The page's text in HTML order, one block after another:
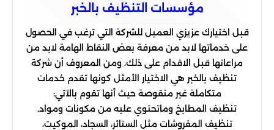
مؤسسات التنظيف بالخبر
قبل اختيارك عزيزي العميل للشركة التي ترغب في الحصول
على خدماتها لابد من معرفة بعض النقاط الهامة لابد من
مراعاتها قبل الاقدام على ذلك، ومن المعروف أن شركة
تنظيف بالخبر هي الاختيار الأمثل كونها تقدم خدمات
متكاملة غير منقوصة حيث أنها تقوم بالآتي:
تنظيف المطابخ وماتحتوي عليه من مكونات ومواد.
تنظيف المفروشات مثل الستائر، السجاد، الموكيت،